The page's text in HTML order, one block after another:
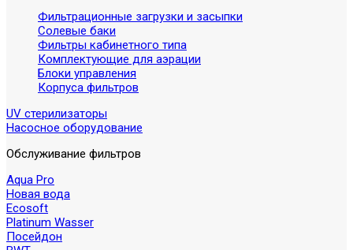
Фильтрационные загрузки и засыпки
Солевые баки
Фильтры кабинетного типа
Комплектующие для аэрации
Блоки управления
Корпуса фильтров
UV стерилизаторы
Насосное оборудование
Обслуживание фильтров
Aqua Pro
Новая вода
Ecosoft
Platinum Wasser
Посейдон